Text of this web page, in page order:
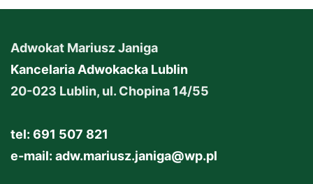
Adwokat Mariusz Janiga
Kancelaria Adwokacka Lublin
20-023 Lublin, ul. Chopina 14/55
tel: 691 507 821
e-mail: adw.mariusz.janiga@wp.pl